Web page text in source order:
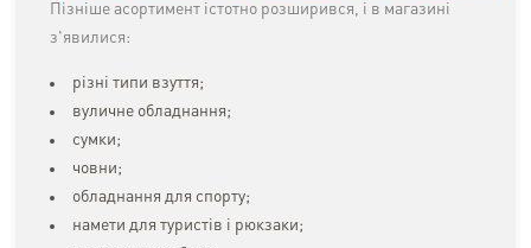
Пізніше асортимент істотно розширився, і в магазині
з'явилися:
різні типи взуття;
вуличне обладнання;
сумки;
човни;
обладнання для спорту;
намети для туристів і рюкзаки;